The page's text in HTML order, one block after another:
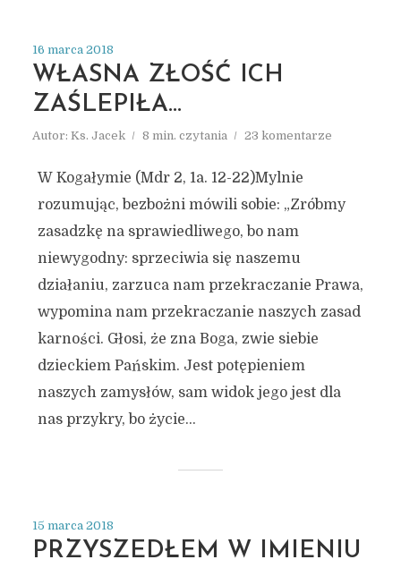
16 marca 2018
WŁASNA ZŁOŚĆ ICH
ZAŚLEPIŁA…
Autor: Ks. Jacek 8 min. czytania 23 komentarze
W Kogałymie (Mdr 2, 1a. 12-22)Mylnie
rozumując, bezbożni mówili sobie: „Zróbmy
zasadzkę na sprawiedliwego, bo nam
niewygodny: sprzeciwia się naszemu
działaniu, zarzuca nam przekraczanie Prawa,
wypomina nam przekraczanie naszych zasad
karności. Głosi, że zna Boga, zwie siebie
dzieckiem Pańskim. Jest potępieniem
naszych zamysłów, sam widok jego jest dla
nas przykry, bo życie...
15 marca 2018
PRZYSZEDŁEM W IMIENIU